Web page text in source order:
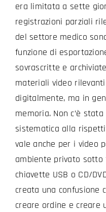
era limitata a sette
registrazioni parziali
del settore medico
funzione di
sovrascritte e
materiali video
digitalmente, ma in
memoria. Non c’è stata
sistematica alla
vale anche per i video
ambiente privato sotto
chiavette USB o CD/
creata una confusione
creare ordine e creare